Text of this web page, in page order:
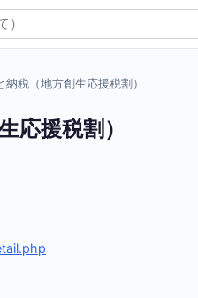
税（地方創生応援税割）
応援税割）